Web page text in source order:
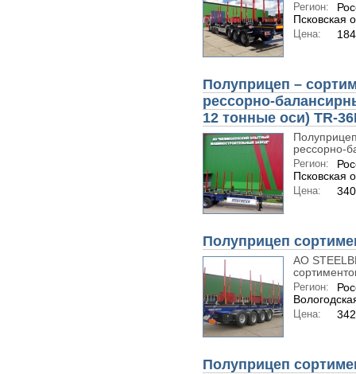
Регион:
Псковская
Цена:
Полуприцеп –
рессорно-
12 тонные оси) TR-
рессорно-
Регион:
Псковская
Цена:
Полуприцеп
АО
Регион:
Цена:
Полуприцеп